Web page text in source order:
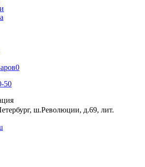
0
50
ш.Революции, д.69, лит.